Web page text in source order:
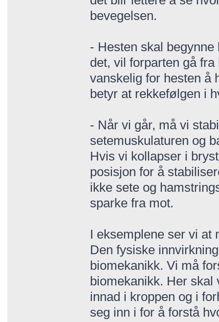
bevegelsen.
- Hesten skal
det, vil forparten gå
vanskelig for hesten å
betyr at rekkefølgen i
- Når vi går, må vi
setemuskulaturen og
Hvis vi kollapser i
posisjon for å
ikke sete og
sparke fra mot.
I eksemplene ser vi at
Den fysiske
biomekanikk. Vi må
biomekanikk. Her
innad i kroppen og i
seg inn i for å forstå